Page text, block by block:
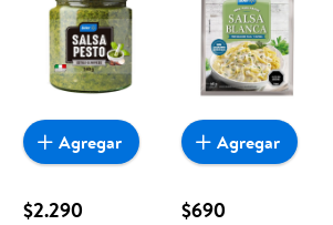
$2.290
Agregar
$690
Agregar